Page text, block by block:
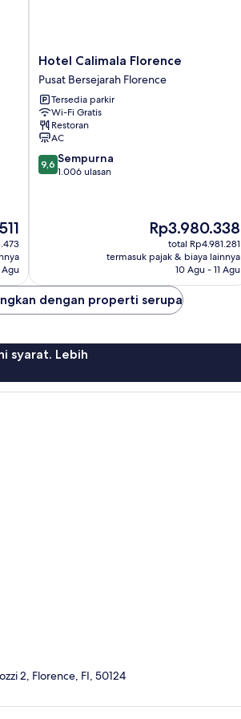
Hotel
Calimala
Florence
Pusat
Bersejarah
Florence
Hotel Calimala Florence
Pusat Bersejarah Florence
Tersedia parkir
Wi-Fi Gratis
Restoran
AC
9.6
dari
9,6 Sempurna
1.006 ulasan
Harga
sekarang
Rp3.980.338
Rp3.980.338
total Rp4.981.281
termasuk pajak & biaya lainnya
10 Agu - 11 Agu
dengan properti serupa
syarat. Lebih
2, Florence, FI, 50124